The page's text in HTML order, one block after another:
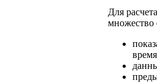
Для
множество